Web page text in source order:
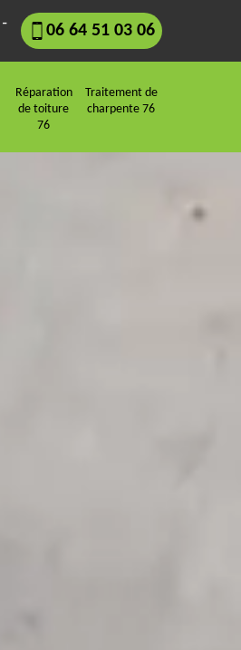
- 06 64 51 03 06
Réparation
de toiture
76
Traitement de
charpente 76